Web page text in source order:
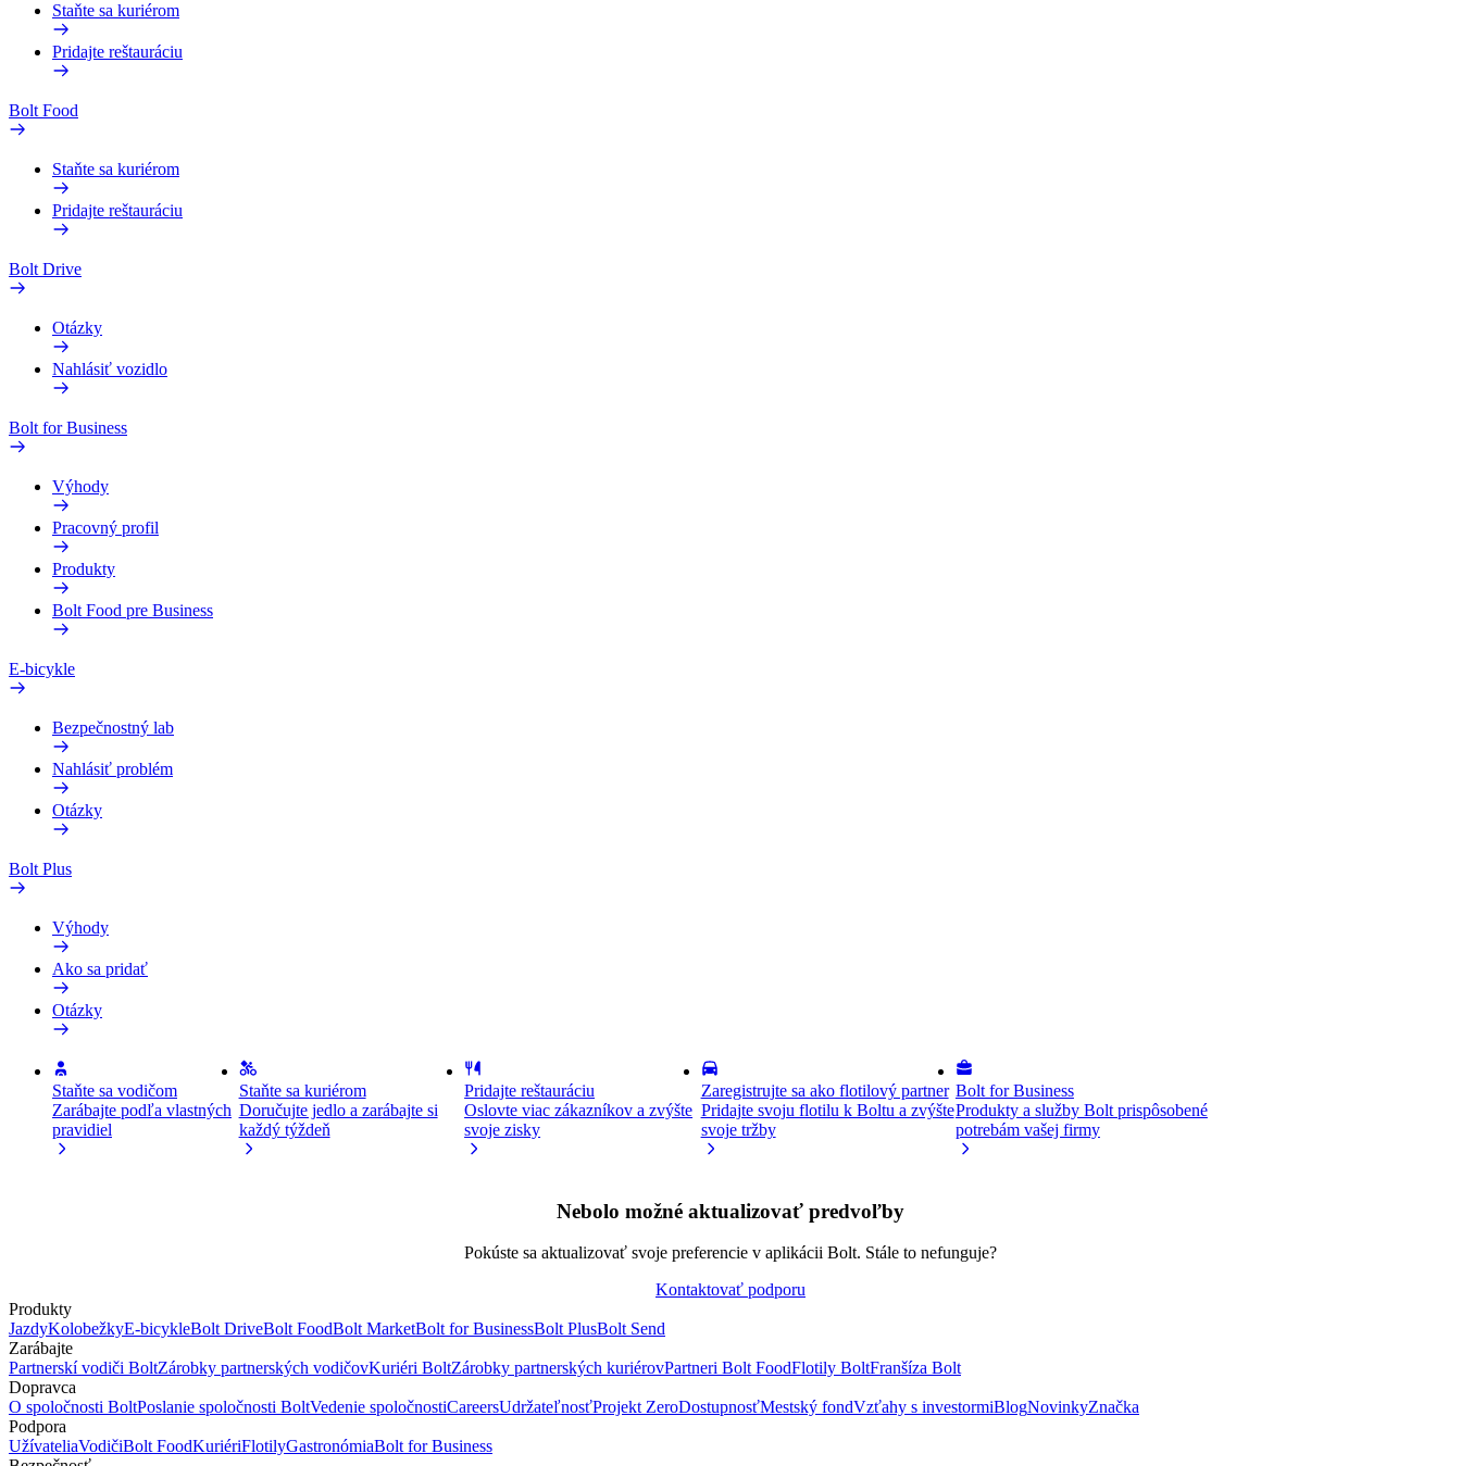
Staňte sa kuriérom
Pridajte reštauráciu
Bolt Food
Staňte sa kuriérom
Pridajte reštauráciu
Bolt Drive
Otázky
Nahlásiť vozidlo
Bolt for Business
Výhody
Pracovný profil
Produkty
Bolt Food pre Business
E-bicykle
Bezpečnostný lab
Nahlásiť problém
Otázky
Bolt Plus
Výhody
Ako sa pridať
Otázky
Staňte sa vodičom
Zarábajte podľa vlastných
pravidiel
Staňte sa kuriérom
Doručujte jedlo a zarábajte si
každý týždeň
Pridajte reštauráciu
Oslovte viac zákazníkov a zvýšte
svoje zisky
Zaregistrujte sa ako flotilový partner
Pridajte svoju flotilu k Boltu a zvýšte
svoje tržby
Bolt for Business
Produkty a služby Bolt prispôsobené
potrebám vašej firmy
Nebolo možné aktualizovať predvoľby
Pokúste sa aktualizovať svoje preferencie v aplikácii Bolt. Stále to nefunguje?
Kontaktovať podporu
Produkty
JazdyKolobežkyE-bicykleBolt DriveBolt FoodBolt MarketBolt for BusinessBolt PlusBolt Send
Zarábajte
Partnerskí vodiči BoltZárobky partnerských vodičovKuriéri BoltZárobky partnerských kuriérovPartneri Bolt FoodFlotily BoltFranšíza Bolt
Dopravca
O spoločnosti BoltPoslanie spoločnosti BoltVedenie spoločnostiCareersUdržateľnosťProjekt ZeroDostupnosťMestský fondVzťahy s investormiBlogNovinkyZnačka
Podpora
UžívateliaVodičiBolt FoodKuriériFlotilyGastronómiaBolt for Business